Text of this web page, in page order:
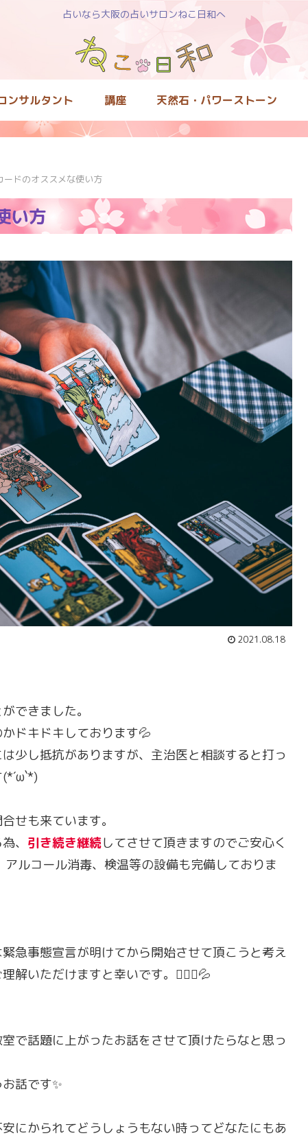
占いなら大阪の占いサロンねこ日和へ
ンサルタント 講座 天然石・パワーストーン
ードのオススメな使い方
い方
2021.08.18
できました。
ドキドキしております💦
少し抵抗がありますが、主治医と相談すると打っ
せも来ています。
、 引き続き継続してさせて頂きますのでご安心く
ルコール消毒、検温等の設備も完備しておりま
急事態宣言が明けてから開始させて頂こうと考え
解いただけますと幸いです。🙇🏻‍♀️💦
で話題に上がったお話をさせて頂けたらなと思っ
話です✨
にかられてどうしょうもない時ってどなたにもあ